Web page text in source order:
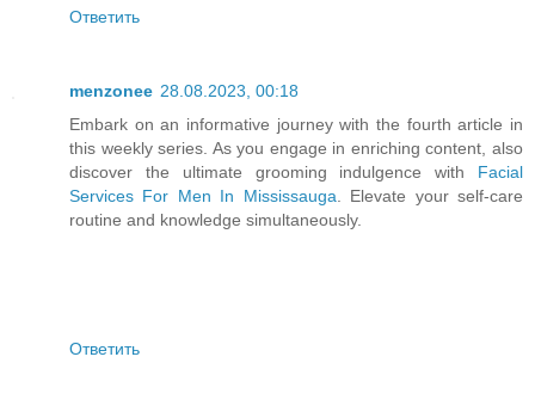
Ответить
menzonee 28.08.2023, 00:18
Embark on an informative journey with the fourth article in
this weekly series. As you engage in enriching content, also
discover the ultimate grooming indulgence with Facial
Services For Men In Mississauga . Elevate your self-care
routine and knowledge simultaneously.
Ответить